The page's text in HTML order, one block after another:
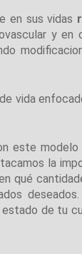
en sus vidas
y en
vida
este modelo
la
qué
de tu